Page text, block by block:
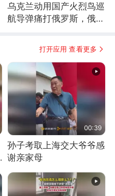
乌克兰动用国产火烈鸟巡
航导弹痛打俄罗斯，俄军
打开应用 查看更多
00:39
孙子考取上海交大爷爷感
谢亲家母